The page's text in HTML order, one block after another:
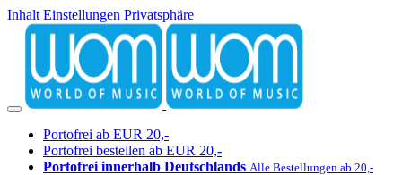
Inhalt Einstellungen Privatsphäre
Portofrei ab EUR 20,-
Portofrei bestellen ab EUR 20,-
Portofrei innerhalb Deutschlands Alle Bestellungen ab 20,-